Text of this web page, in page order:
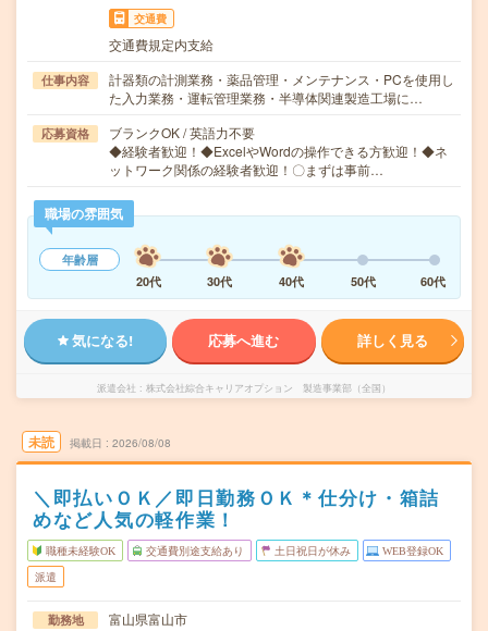
交通費
交通費規定内支給
仕事内容
計器類の計測業務・薬品管理・メンテナンス・PCを使用し
た入力業務・運転管理業務・半導体関連製造工場に…
応募資格
ブランクOK / 英語力不要
◆経験者歓迎！◆ExcelやWordの操作できる方歓迎！◆ネ
ットワーク関係の経験者歓迎！〇まずは事前…
職場の雰囲気
年齢層
20代
30代 40代 50代 60代
気になる! 応募へ進む 詳しく見る
派遣会社 株式会社綜合キャリアオプション 製造事業部（全国）
未読 掲載日 2026/08/08
＼即払いＯＫ／即日勤務ＯＫ＊仕分け・箱詰
めなど人気の軽作業！
職種未経験OK 交通費別途支給あり 土日祝日が休み WEB登録OK
派遣
勤務地
富山県富山市